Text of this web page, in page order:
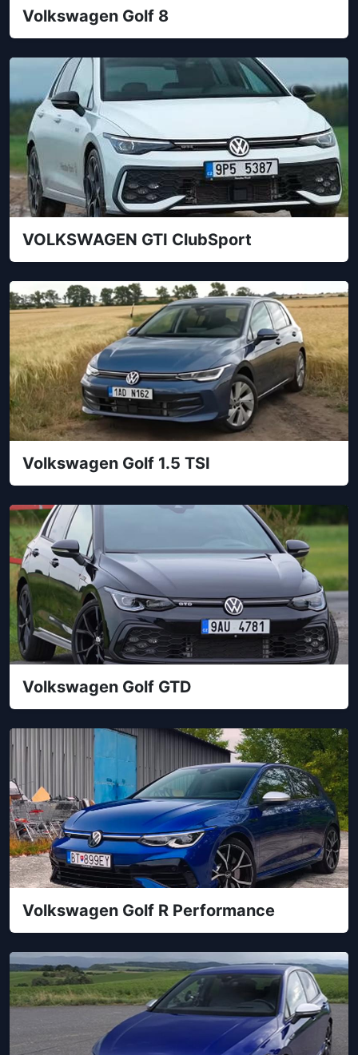
Volkswagen Golf 8
VOLKSWAGEN GTI ClubSport
Volkswagen Golf 1.5 TSI
Volkswagen Golf GTD
Volkswagen Golf R Performance